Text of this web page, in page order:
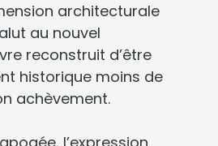
architecturale
au nouvel
reconstruit d’être
historique moins de
achèvement.